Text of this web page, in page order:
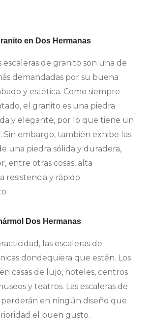
en Dos Hermanas
escaleras de granito son una de
demandadas por su buena
y estética. Como siempre
el granito es una piedra
y elegante, por lo que tiene un
Sin embargo, también exhibe las
una piedra sólida y duradera,
entre otras cosas, alta
resistencia y rápido
Dos Hermanas
las escaleras de
dondequiera que estén. Los
casas de lujo, hoteles, centros
y teatros. Las escaleras de
en ningún diseño que
el buen gusto.